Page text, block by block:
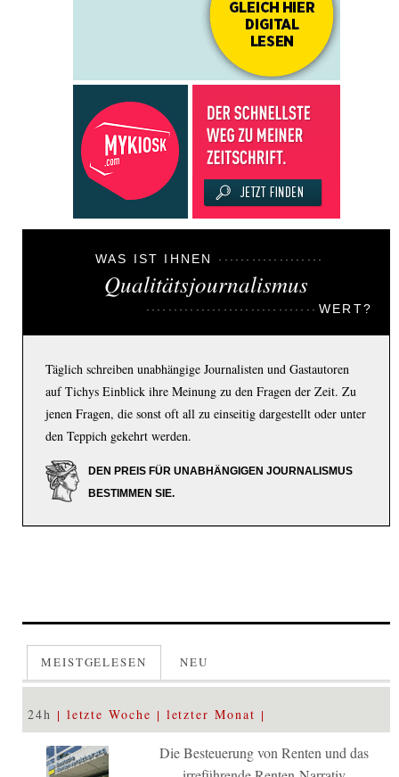
WAS IST IHNEN
Qualitätsjournalismus
WERT?
Täglich schreiben unabhängige Journalisten und Gastautoren
auf Tichys Einblick ihre Meinung zu den Fragen der Zeit. Zu
jenen Fragen, die sonst oft all zu einseitig dargestellt oder unter
den Teppich gekehrt werden.
DEN PREIS FÜR UNABHÄNGIGEN JOURNALISMUS
BESTIMMEN SIE.
MEISTGELESEN NEU
24h letzte Woche letzter Monat
Die Besteuerung von Renten und das